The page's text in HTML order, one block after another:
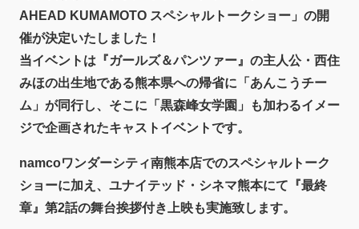
AHEAD KUMAMOTO スペシャルトークショー」の開
催が決定いたしました！
当イベントは『ガールズ＆パンツァー』の主人公・西住
みほの出生地である熊本県への帰省に「あんこうチー
ム」が同行し、そこに「黒森峰女学園」も加わるイメー
ジで企画されたキャストイベントです。
namcoワンダーシティ南熊本店でのスペシャルトーク
ショーに加え、ユナイテッド・シネマ熊本にて『最終
章』第2話の舞台挨拶付き上映も実施致します。